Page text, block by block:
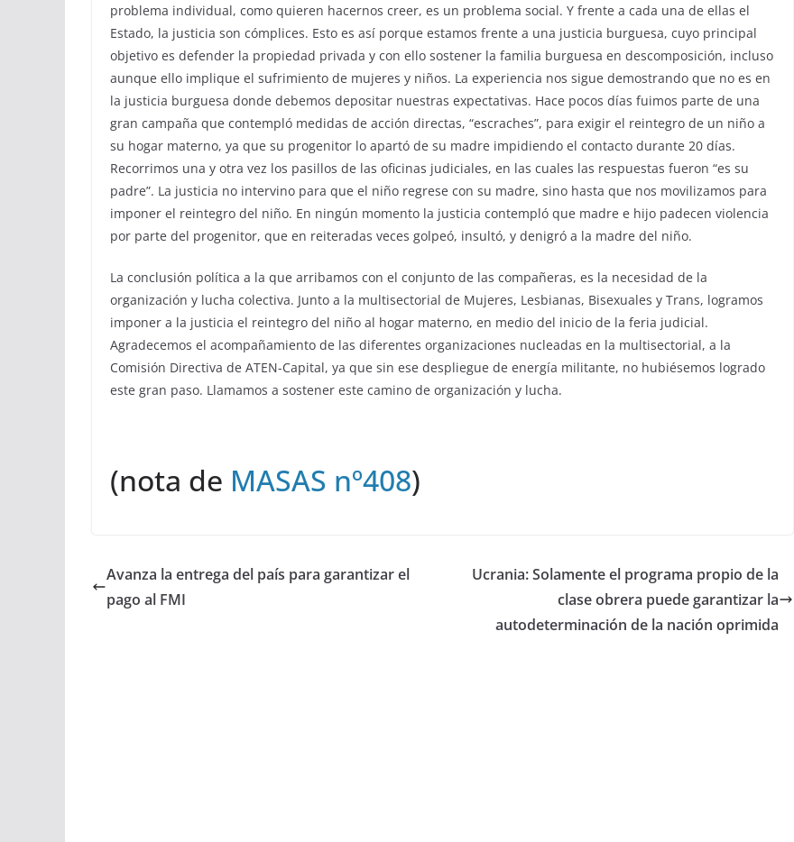
problema individual, como quieren hacernos creer, es un problema social. Y frente a cada una de ellas el
Estado, la justicia son cómplices. Esto es así porque estamos frente a una justicia burguesa, cuyo principal
objetivo es defender la propiedad privada y con ello sostener la familia burguesa en descomposición, incluso
aunque ello implique el sufrimiento de mujeres y niños. La experiencia nos sigue demostrando que no es en
la justicia burguesa donde debemos depositar nuestras expectativas. Hace pocos días fuimos parte de una
gran campaña que contempló medidas de acción directas, “escraches”, para exigir el reintegro de un niño a
su hogar materno, ya que su progenitor lo apartó de su madre impidiendo el contacto durante 20 días.
Recorrimos una y otra vez los pasillos de las oficinas judiciales, en las cuales las respuestas fueron “es su
padre”. La justicia no intervino para que el niño regrese con su madre, sino hasta que nos movilizamos para
imponer el reintegro del niño. En ningún momento la justicia contempló que madre e hijo padecen violencia
por parte del progenitor, que en reiteradas veces golpeó, insultó, y denigró a la madre del niño.
La conclusión política a la que arribamos con el conjunto de las compañeras, es la necesidad de la
organización y lucha colectiva. Junto a la multisectorial de Mujeres, Lesbianas, Bisexuales y Trans, logramos
imponer a la justicia el reintegro del niño al hogar materno, en medio del inicio de la feria judicial.
Agradecemos el acompañamiento de las diferentes organizaciones nucleadas en la multisectorial, a la
Comisión Directiva de ATEN-Capital, ya que sin ese despliegue de energía militante, no hubiésemos logrado
este gran paso. Llamamos a sostener este camino de organización y lucha.
(nota de MASAS nº408)
Avanza la entrega del país para garantizar el
pago al FMI
Ucrania: Solamente el programa propio de la
clase obrera puede garantizar la
autodeterminación de la nación oprimida